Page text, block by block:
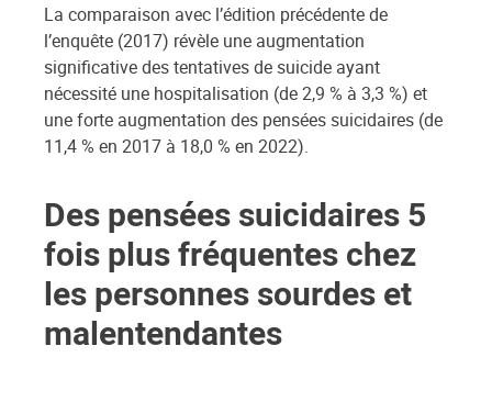
La comparaison avec l’édition précédente de
l’enquête (2017) révèle une augmentation
significative des tentatives de suicide ayant
nécessité une hospitalisation (de 2,9 % à 3,3 %) et
une forte augmentation des pensées suicidaires (de
11,4 % en 2017 à 18,0 % en 2022).
Des pensées suicidaires 5
fois plus fréquentes chez
les personnes sourdes et
malentendantes